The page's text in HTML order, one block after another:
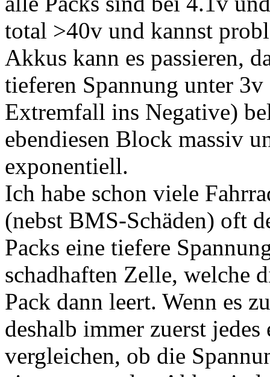
total >40v und kannst
Akkus kann es passieren,
tieferen Spannung unter
Extremfall ins Negative)
ebendiesen Block massiv
exponentiell.
Ich habe schon viele
(nebst BMS-Schäden) oft
Packs eine tiefere
schadhaften Zelle, welche
Pack dann leert. Wenn es
deshalb immer zuerst
vergleichen, ob die